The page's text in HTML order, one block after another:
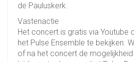
de Pauluskerk.
Vastenactie
Het concert is gratis via Youtube
het Pulse Ensemble te bekijken.
of na het concert de